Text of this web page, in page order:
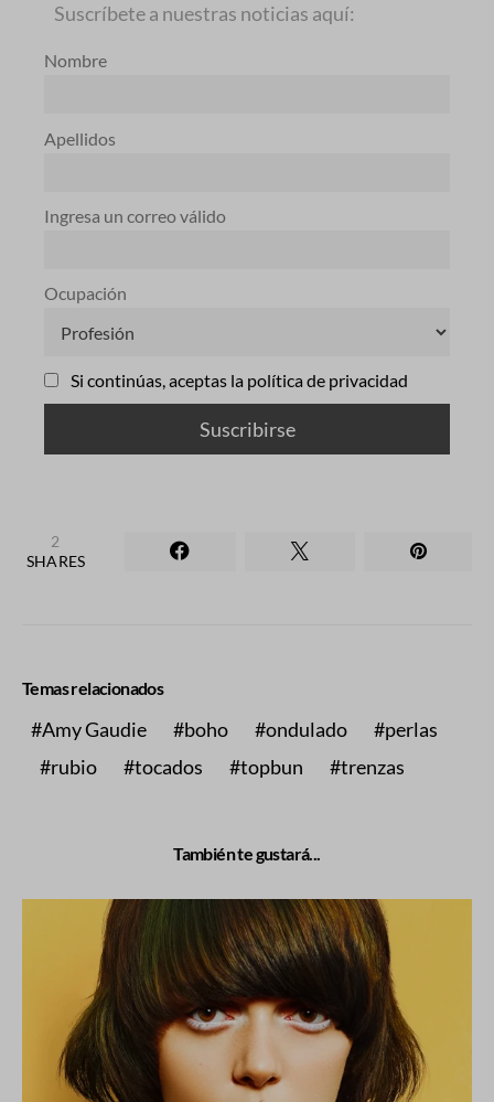
Suscríbete a nuestras noticias aquí:
Nombre
Apellidos
Ingresa un correo válido
Ocupación
Si continúas, aceptas la política de privacidad
2
SHARES
Temas relacionados
Amy Gaudie boho ondulado
perlas
rubio
tocados topbun trenzas
También te gustará...